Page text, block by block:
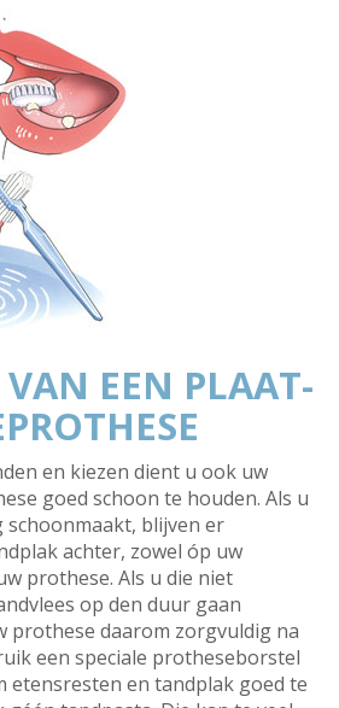
EEN PLAAT-
en kiezen dient u ook uw
goed schoon te houden. Als u
blijven er
achter, zowel óp uw
prothese. Als u die niet
op den duur gaan
prothese daarom zorgvuldig na
een speciale protheseborstel
etensresten en tandplak goed te